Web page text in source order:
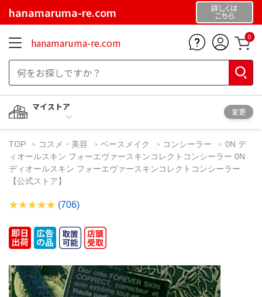
hanamaruma-re.com 詳しくは
こちら
hanamaruma-re.com 0
マイストア
変更
TOP コスメ・美容 ベースメイク コンシーラー
0N デ
ィオールスキン フォーエヴァースキンコレクトコンシーラー 0N
ディオールスキン フォーエヴァースキンコレクトコンシーラー
【公式ストア】
(706)